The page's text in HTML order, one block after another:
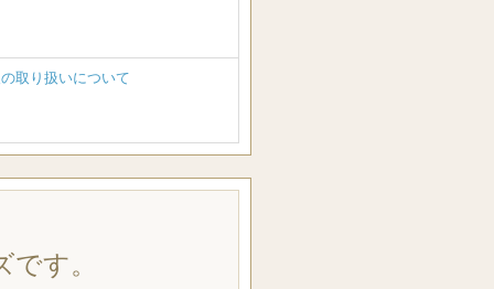
取り扱いについて
す。